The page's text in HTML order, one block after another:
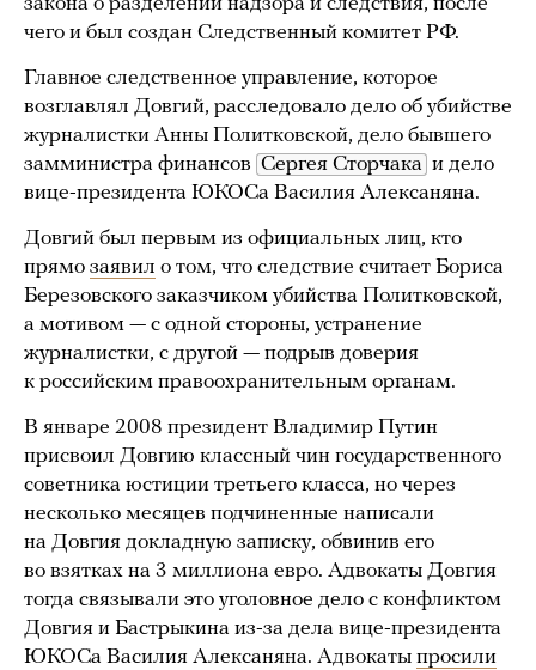
чего и был создан Следственный комитет РФ.
Главное следственное управление, которое
возглавлял Довгий, расследовало дело об убийстве
журналистки Анны Политковской, дело бывшего
замминистра финансов Сергея Сторчака и дело
вице-президента ЮКОСа Василия Алексаняна.
Довгий был первым из официальных лиц, кто
прямо заявил о том, что следствие считает Бориса
Березовского заказчиком убийства Политковской,
а мотивом — с одной стороны, устранение
журналистки, с другой — подрыв доверия
к российским правоохранительным органам.
В январе 2008 президент Владимир Путин
присвоил Довгию классный чин государственного
советника юстиции третьего класса, но через
несколько месяцев подчиненные написали
на Довгия докладную записку, обвинив его
во взятках на 3 миллиона евро. Адвокаты Довгия
тогда связывали это уголовное дело с конфликтом
Довгия и Бастрыкина из-за дела вице-президента
ЮКОСа Василия Алексаняна. Адвокаты просили